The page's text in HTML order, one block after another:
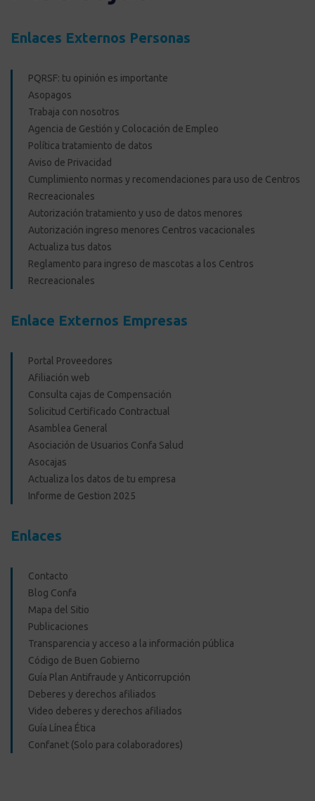
Enlaces Externos Personas
PQRSF: tu opinión es importante
Asopagos
Trabaja con nosotros
Agencia de Gestión y Colocación de Empleo
Política tratamiento de datos
Aviso de Privacidad
Cumplimiento normas y recomendaciones para uso de Centros
Recreacionales
Autorización tratamiento y uso de datos menores
Autorización ingreso menores Centros vacacionales
Actualiza tus datos
Reglamento para ingreso de mascotas a los Centros
Recreacionales
Enlace Externos Empresas
Portal Proveedores
Afiliación web
Consulta cajas de Compensación
Solicitud Certificado Contractual
Asamblea General
Asociación de Usuarios Confa Salud
Asocajas
Actualiza los datos de tu empresa
Informe de Gestion 2025
Enlaces
Contacto
Blog Confa
Mapa del Sitio
Publicaciones
Transparencia y acceso a la información pública
Código de Buen Gobierno
Guía Plan Antifraude y Anticorrupción
Deberes y derechos afiliados
Video deberes y derechos afiliados
Guía Línea Ética
Confanet (Solo para colaboradores)